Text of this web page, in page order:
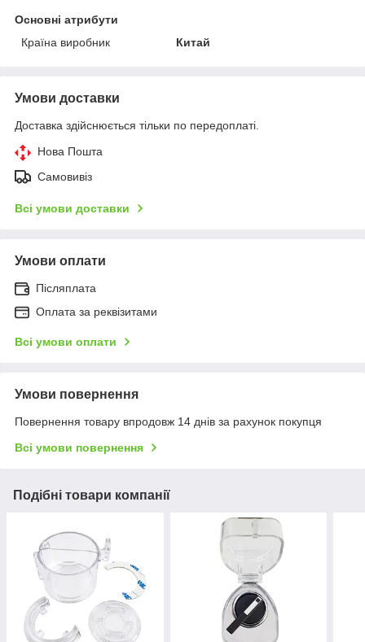
Основні атрибути
Країна виробник
Китай
Умови доставки
Доставка здійснюється тільки по передоплаті.
Нова Пошта
Самовивіз
Всі умови доставки
Умови оплати
Післяплата
Оплата за реквізитами
Всі умови оплати
Умови повернення
Повернення товару впродовж 14 днів за рахунок покупця
Всі умови повернення
Подібні товари компанії